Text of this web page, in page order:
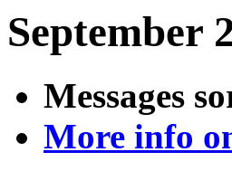
September
Messages
More info